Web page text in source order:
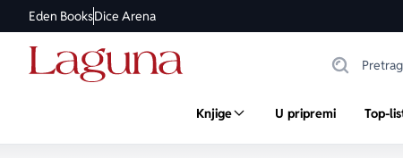
Eden BooksDice Arena
Knjige U pripremi Top-